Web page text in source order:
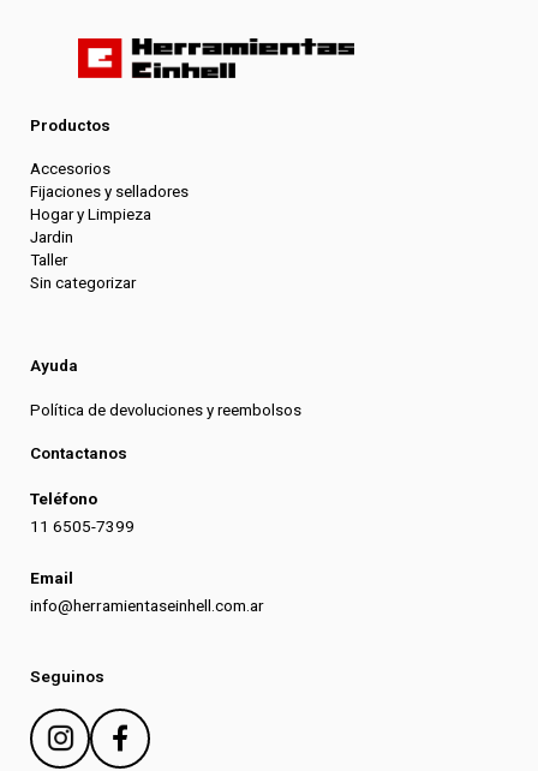
Productos
Accesorios
Fijaciones y selladores
Hogar y Limpieza
Jardin
Taller
Sin categorizar
Ayuda
Política de devoluciones y reembolsos
Contactanos
Teléfono
11 6505-7399
Email
info@herramientaseinhell.com.ar
Seguinos